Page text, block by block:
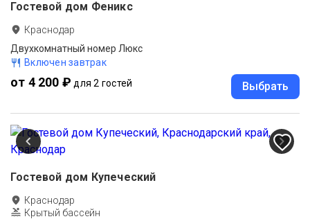
Гостевой дом Феникс
Краснодар
Двухкомнатный номер Люкс
Включен завтрак
от 4 200 ₽ для 2 гостей Выбрать
Гостевой дом Купеческий
Краснодар
Крытый бассейн